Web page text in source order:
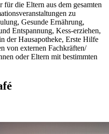
die Eltern aus dem gesamten
zu
Gesunde Ernährung,
Entspannung, Kess-erziehen,
der Hausapotheke, Erste Hilfe
von externen Fachkräften/
oder Eltern mit bestimmten